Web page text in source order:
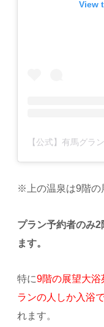
View
※上の温泉は9階の
プラン予約者のみ
ます。
特に9階の展望大
ランの人しか入浴
れます。